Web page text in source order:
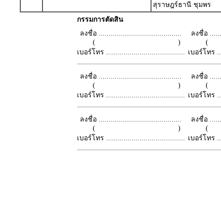
สุราษฎร์ธานี ชุมพร
กรรมการตัดสิน
ลงชื่อ ..........................................
( )
เบอร์โทร ........................................
ลงชื่อ
เบอร์โทร
ลงชื่อ ..........................................
( )
เบอร์โทร ........................................
ลงชื่อ
เบอร์โทร
ลงชื่อ ..........................................
( )
เบอร์โทร ........................................
ลงชื่อ
เบอร์โทร